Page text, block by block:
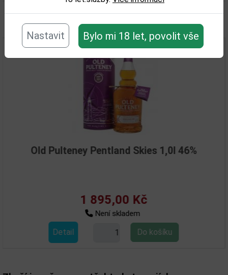
Nastavit Bylo mi 18 let, povolit vše
Související zboží
Old Pulteney Pentland Skies 1,0l 46%
1 895,00 Kč
Není skladem